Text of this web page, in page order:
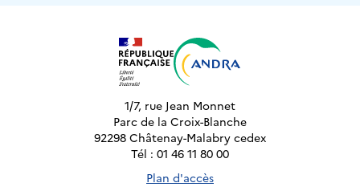
1/7, rue Jean Monnet
Parc de la Croix-Blanche
92298 Châtenay-Malabry cedex
Tél : 01 46 11 80 00
Plan d'accès